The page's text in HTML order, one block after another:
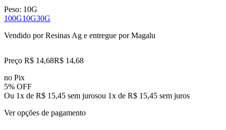
Peso: 10G
100G10G30G
Vendido porResinas Ag e entregue por Magalu
Preço R$ 14,68R$ 14,68
no Pix
5% OFF
Ou 1x de R$ 15,45 sem jurosou 1x de R$ 15,45 sem juros
Ver opções de pagamento